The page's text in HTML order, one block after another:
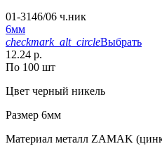
01-3146/06 ч.ник
6мм
checkmark_alt_circleВыбрать
12.24 р.
По 100 шт
Цвет черный никель
Размер 6мм
Материал металл ZAMAK